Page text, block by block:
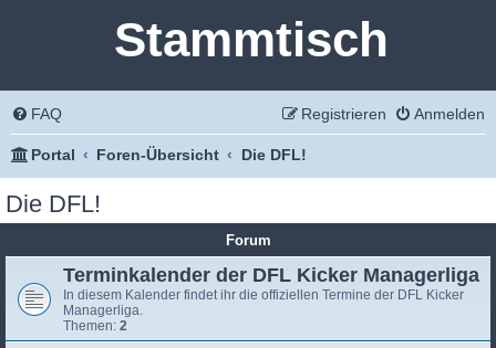
Stammtisch
FAQ Anmelden
Registrieren
Portal Foren-Übersicht Die DFL!
Die DFL!
Forum
Terminkalender der DFL Kicker Managerliga
In diesem Kalender findet ihr die offiziellen Termine der DFL Kicker
Managerliga.
Themen: 2